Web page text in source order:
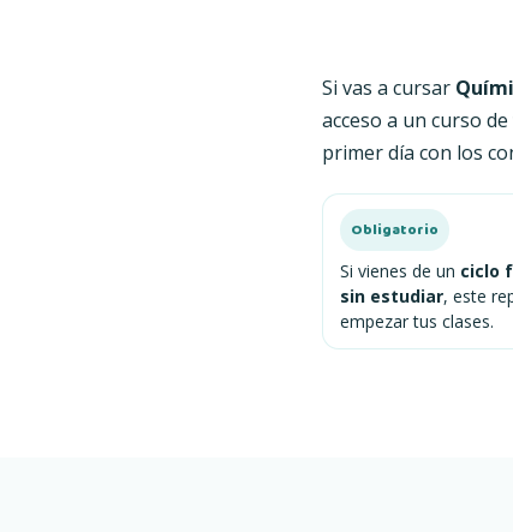
Si vas a cursar
acceso a un curso
primer día con los
Obligatorio
Si vienes de un ciclo
sin estudiar, este
empezar tus clases.